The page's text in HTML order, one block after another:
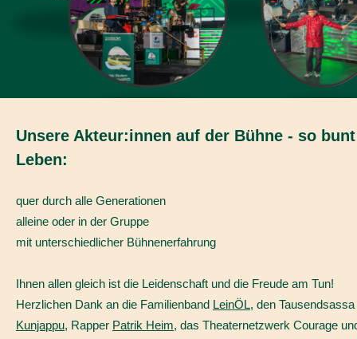
Unsere Akteur:innen auf der Bühne - so
Leben:
quer durch alle Generationen
alleine oder in der Gruppe
mit unterschiedlicher Bühnenerfahrung
Ihnen allen gleich ist die Leidenschaft und die Freude am Tun!
Herzlichen Dank an die Familienband LeinÖL, den Tausendsassa
Kunjappu, Rapper Patrik Heim, das Theaternetzwerk Courage